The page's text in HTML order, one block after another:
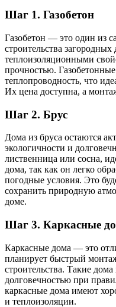
Шаг 1. Газобетон
Газобетон — это один из
строительства
теплоизоляционными
прочностью.
теплопроводность, что
Их цена доступна, а
Шаг 2. Брус
Дома из бруса остаются
экологичности и
лиственница или сосна,
дома, так как он легко
погодные условия. Это
сохранить природную
доме.
Шаг 3. Каркасные
Каркасные дома — это
планирует быстрый
строительства. Такие
долговечностью при
каркасные дома имеют
и теплоизоляции.